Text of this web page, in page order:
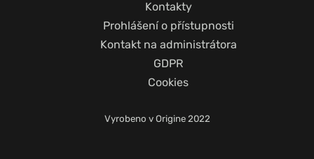
Kontakty
Prohlášení o přístupnosti
Kontakt na administrátora
GDPR
Cookies
Vyrobeno v Origine2022